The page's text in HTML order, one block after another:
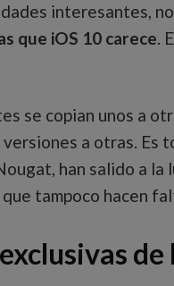
interesantes,
que iOS 10 carece.
se copian unos a
a otras. Es
han salido a la
tampoco hacen